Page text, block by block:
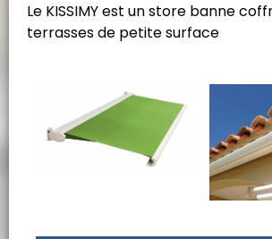
Le KISSIMY est un store banne
terrasses de petite surface